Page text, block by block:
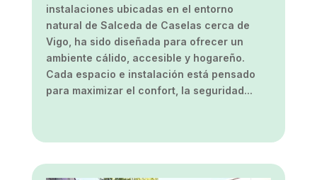
instalaciones ubicadas en el entorno
natural de Salceda de Caselas cerca de
Vigo, ha sido diseñada para ofrecer un
ambiente cálido, accesible y hogareño.
Cada espacio e instalación está pensado
para maximizar el confort, la seguridad...